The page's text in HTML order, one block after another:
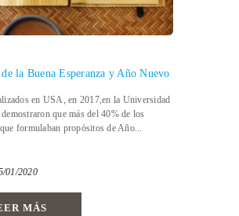
la Buena Esperanza y Año Nuevo
en USA, en 2017,en la Universidad
que más del 40% de los
formulaban propósitos de Año...
01/2020
MÁS